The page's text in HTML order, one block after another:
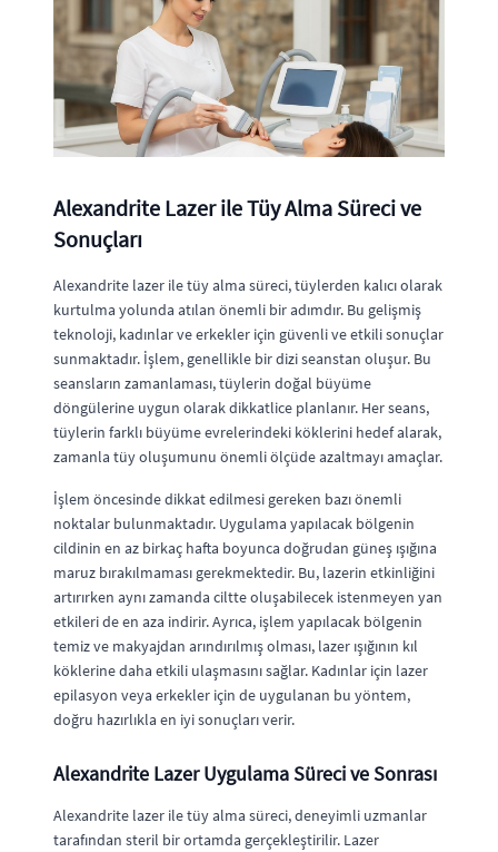
Alexandrite Lazer ile Tüy Alma Süreci ve
Sonuçları
Alexandrite lazer ile tüy alma süreci, tüylerden kalıcı olarak
kurtulma yolunda atılan önemli bir adımdır. Bu gelişmiş
teknoloji, kadınlar ve erkekler için güvenli ve etkili sonuçlar
sunmaktadır. İşlem, genellikle bir dizi seanstan oluşur. Bu
seansların zamanlaması, tüylerin doğal büyüme
döngülerine uygun olarak dikkatlice planlanır. Her seans,
tüylerin farklı büyüme evrelerindeki köklerini hedef alarak,
zamanla tüy oluşumunu önemli ölçüde azaltmayı amaçlar.
İşlem öncesinde dikkat edilmesi gereken bazı önemli
noktalar bulunmaktadır. Uygulama yapılacak bölgenin
cildinin en az birkaç hafta boyunca doğrudan güneş ışığına
maruz bırakılmaması gerekmektedir. Bu, lazerin etkinliğini
artırırken aynı zamanda ciltte oluşabilecek istenmeyen yan
etkileri de en aza indirir. Ayrıca, işlem yapılacak bölgenin
temiz ve makyajdan arındırılmış olması, lazer ışığının kıl
köklerine daha etkili ulaşmasını sağlar. Kadınlar için lazer
epilasyon veya erkekler için de uygulanan bu yöntem,
doğru hazırlıkla en iyi sonuçları verir.
Alexandrite Lazer Uygulama Süreci ve Sonrası
Alexandrite lazer ile tüy alma süreci, deneyimli uzmanlar
tarafından steril bir ortamda gerçekleştirilir. Lazer